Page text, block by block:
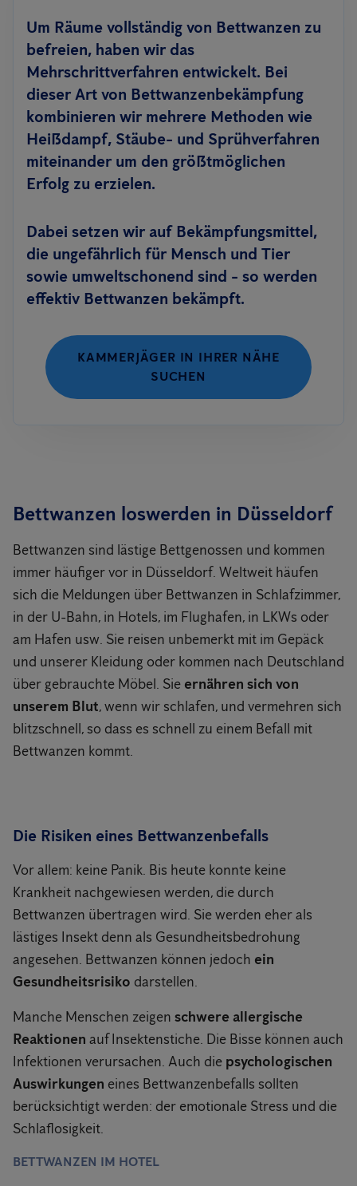
Um Räume vollständig von Bettwanzen zu
befreien, haben wir das
Mehrschrittverfahren entwickelt. Bei
dieser Art von Bettwanzenbekämpfung
kombinieren wir mehrere Methoden wie
Heißdampf, Stäube- und Sprühverfahren
miteinander um den größtmöglichen
Erfolg zu erzielen.
Dabei setzen wir auf Bekämpfungsmittel,
die ungefährlich für Mensch und Tier
sowie umweltschonend sind - so werden
effektiv Bettwanzen bekämpft.
KAMMERJÄGER IN IHRER NÄHE
SUCHEN
Bettwanzen loswerden in Düsseldorf
Bettwanzen sind lästige Bettgenossen und kommen
immer häufiger vor in Düsseldorf. Weltweit häufen
sich die Meldungen über Bettwanzen in Schlafzimmer,
in der U-Bahn, in Hotels, im Flughafen, in LKWs oder
am Hafen usw. Sie reisen unbemerkt mit im Gepäck
und unserer Kleidung oder kommen nach Deutschland
über gebrauchte Möbel. Sie ernähren sich von
unserem Blut, wenn wir schlafen, und vermehren sich
blitzschnell, so dass es schnell zu einem Befall mit
Bettwanzen kommt.
Die Risiken eines Bettwanzenbefalls
Vor allem: keine Panik. Bis heute konnte keine
Krankheit nachgewiesen werden, die durch
Bettwanzen übertragen wird. Sie werden eher als
lästiges Insekt denn als Gesundheitsbedrohung
angesehen. Bettwanzen können jedoch ein
Gesundheitsrisiko darstellen.
Manche Menschen zeigen schwere allergische
Reaktionen auf Insektenstiche. Die Bisse können auch
Infektionen verursachen. Auch die psychologischen
Auswirkungen eines Bettwanzenbefalls sollten
berücksichtigt werden: der emotionale Stress und die
Schlaflosigkeit.
BETTWANZEN IM HOTEL